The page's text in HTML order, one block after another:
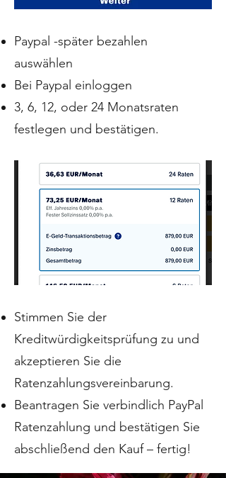
Paypal -später bezahlen
auswählen
Bei Paypal einloggen
3, 6, 12, oder 24 Monatsraten
festlegen und bestätigen.
​Stimmen Sie der
Kreditwürdigkeitsprüfung zu und
akzeptieren Sie die
Ratenzahlungsvereinbarung.
Beantragen Sie verbindlich PayPal
Ratenzahlung und bestätigen Sie
abschließend den Kauf – fertig!